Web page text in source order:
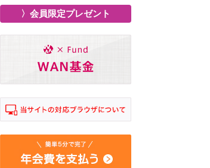
〉会員限定プレゼント